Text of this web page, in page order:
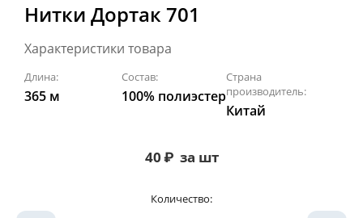
Нитки Дортак 701
Характеристики товара
Длина:
365 м
Состав:
100% полиэстер
Страна
производитель:
Китай
40₽ за шт
Количество: